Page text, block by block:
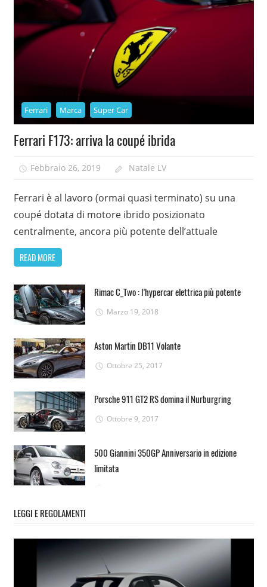
Ferrari Marca Super Car
Ferrari F173: arriva la coupé ibrida
Febbraio 26, 2019 Natale LV
Ferrari è al lavoro (ormai quasi terminato) su una
coupé dotata di motore ibrido posizionato
centralmente, ancora più potente dell’attuale
READ MORE
Rimac C_Two : l’hypercar elettrica più potente
Marzo 19, 2018
Aston Martin DB11 Volante
Ottobre 25, 2017
Porsche 911 GT2 RS domina il Nurburgring
Ottobre 9, 2017
500 Giannini 350GP Anniversario in edizione
limitata
LEGGI E REGOLAMENTI